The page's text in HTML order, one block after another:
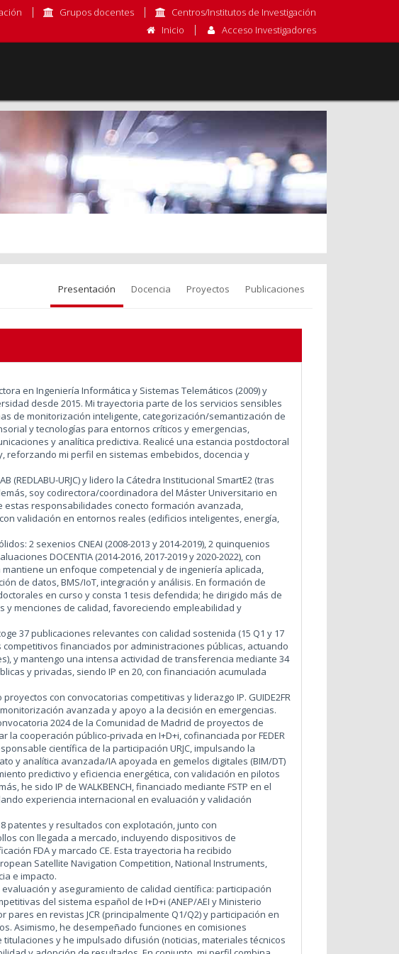
Grupos docentes
Centros/Institutos de Investigación
Inicio
Acceso Investigadores
Presentación Docencia Proyectos Publicaciones
en Ingeniería Informática y Sistemas Telemáticos (2009) y
desde 2015. Mi trayectoria parte de los servicios sensibles
de monitorización inteligente, categorización/semantización de
y tecnologías para entornos críticos y emergencias,
y analítica predictiva. Realicé una estancia postdoctoral
reforzando mi perfil en sistemas embebidos, docencia y
(REDLABU-URJC) y lidero la Cátedra Institucional SmartE2 (tras
soy codirectora/coordinadora del Máster Universitario en
responsabilidades conecto formación avanzada,
validación en entornos reales (edificios inteligentes, energía,
2 sexenios CNEAI (2008-2013 y 2014-2019), 2 quinquenios
DOCENTIA (2014-2016, 2017-2019 y 2020-2022), con
un enfoque competencial y de ingeniería aplicada,
de datos, BMS/IoT, integración y análisis. En formación de
en curso y consta 1 tesis defendida; he dirigido más de
y menciones de calidad, favoreciendo empleabilidad y
37 publicaciones relevantes con calidad sostenida (15 Q1 y 17
competitivos financiados por administraciones públicas, actuando
y mantengo una intensa actividad de transferencia mediante 34
y privadas, siendo IP en 20, con financiación acumulada
con convocatorias competitivas y liderazgo IP. GUIDE2FR
monitorización avanzada y apoyo a la decisión en emergencias.
2024 de la Comunidad de Madrid de proyectos de
cooperación público-privada en I+D+i, cofinanciada por FEDER
científica de la participación URJC, impulsando la
y analítica avanzada/IA apoyada en gemelos digitales (BIM/DT)
predictivo y eficiencia energética, con validación en pilotos
he sido IP de WALKBENCH, financiado mediante FSTP en el
experiencia internacional en evaluación y validación
patentes y resultados con explotación, junto con
con llegada a mercado, incluyendo dispositivos de
FDA y marcado CE. Esta trayectoria ha recibido
Satellite Navigation Competition, National Instruments,
e impacto.
y aseguramiento de calidad científica: participación
del sistema español de I+D+i (ANEP/AEI y Ministerio
pares en revistas JCR (principalmente Q1/Q2) y participación en
Asimismo, he desempeñado funciones en comisiones
y he impulsado difusión (noticias, materiales técnicos